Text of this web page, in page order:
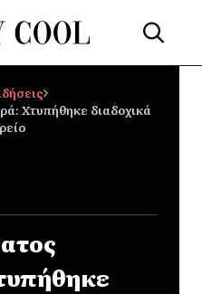
Χτυπήθηκε διαδοχικά